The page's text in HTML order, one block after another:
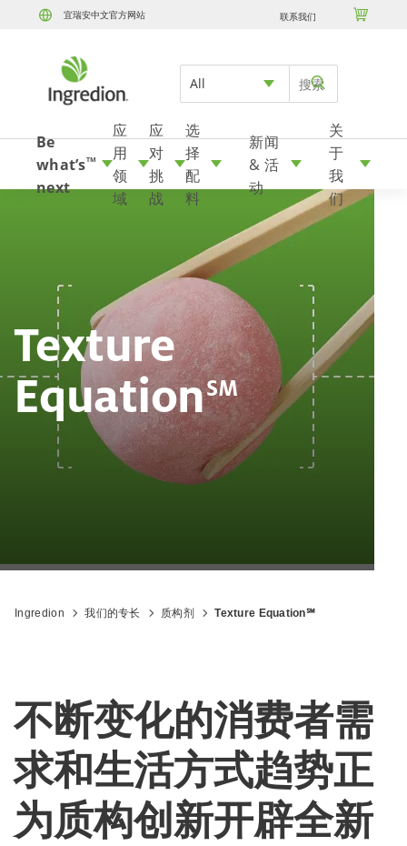
宜瑞安中文官方网站 联系我们 
All
Be
what’s
next
TM
应
用
领
域
应
对
挑
战
选
择
配
料
新闻
& 活
动
关
于
我
们
Texture
‎EquationSM
Ingredion 我们的专长 质构剂 Texture Equation℠
不断变化的消费者需
求和生活方式趋势正
为质构创新开辟全新